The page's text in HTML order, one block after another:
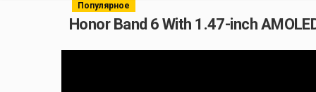
Популярное
Honor Band 6 With 1.47-inch